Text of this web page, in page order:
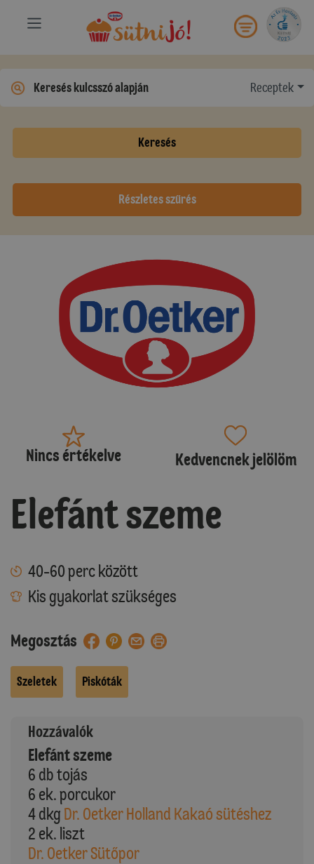
Receptek
Keresés
Részletes szűrés
Nincs értékelve Kedvencnek jelölöm
Elefánt szeme
40-60 perc között
Kis gyakorlat szükséges
Megosztás
Szeletek Piskóták
Hozzávalók
Elefánt szeme
6 db tojás
6 ek. porcukor
4 dkg Dr. Oetker Holland Kakaó sütéshez
2 ek. liszt
Dr. Oetker Sütőpor